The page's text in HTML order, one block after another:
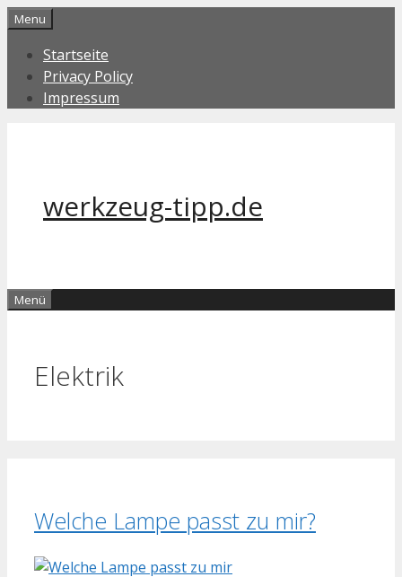
Zum
springen
Menu
Startseite
Privacy Policy
Impressum
werkzeug-tipp.de
Menü
Elektrik
Welche Lampe passt zu mir?